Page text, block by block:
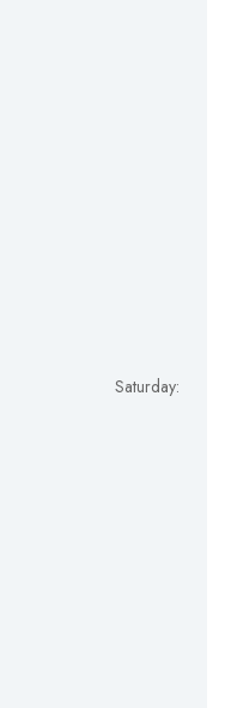
Saturday: